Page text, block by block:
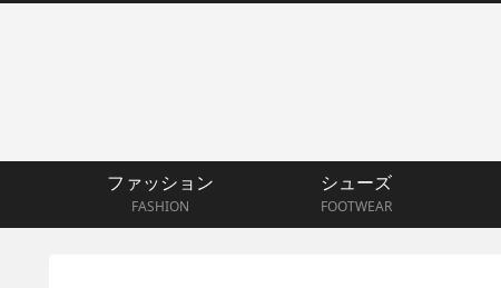
ファッション
FASHION
シューズ
FOOTWEAR